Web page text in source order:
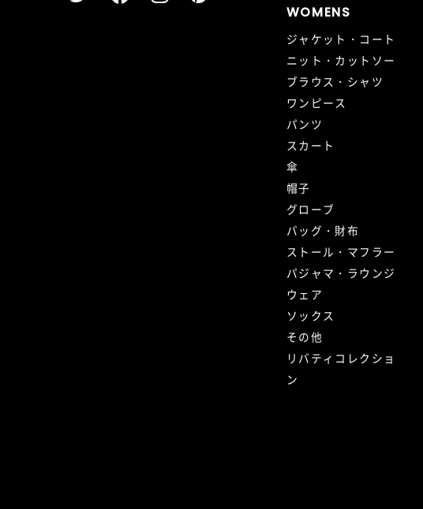
WOMENS
ジャケット・コート
ニット・カットソー
ブラウス・シャツ
ワンピース
パンツ
スカート
傘
帽子
グローブ
バッグ・財布
ストール・マフラー
パジャマ・ラウンジ
ウェア
ソックス
その他
リバティコレクショ
ン